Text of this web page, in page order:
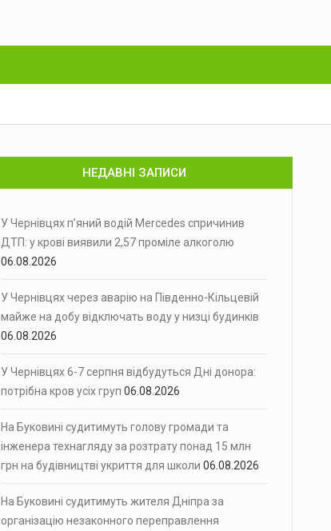
НЕДАВНІ ЗАПИСИ
У Чернівцях п’яний водій Mercedes спричинив
ДТП: у крові виявили 2,57 проміле алкоголю
06.08.2026
У Чернівцях через аварію на Південно-Кільцевій
майже на добу відключать воду у низці будинків
06.08.2026
У Чернівцях 6-7 серпня відбудуться Дні донора:
потрібна кров усіх груп 06.08.2026
На Буковині судитимуть голову громади та
інженера технагляду за розтрату понад 15 млн
грн на будівництві укриття для школи 06.08.2026
На Буковині судитимуть жителя Дніпра за
організацію незаконного переправлення